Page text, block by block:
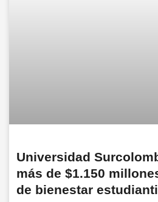
Universidad
más de $1.150
de bienestar